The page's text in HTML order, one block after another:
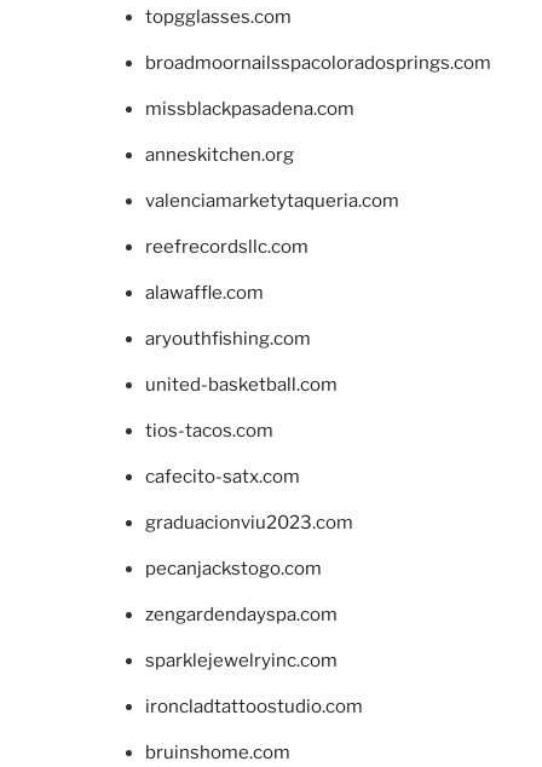
topgglasses.com
broadmoornailsspacoloradosprings.com
missblackpasadena.com
anneskitchen.org
valenciamarketytaqueria.com
reefrecordsllc.com
alawaffle.com
aryouthfishing.com
united-basketball.com
tios-tacos.com
cafecito-satx.com
graduacionviu2023.com
pecanjackstogo.com
zengardendayspa.com
sparklejewelryinc.com
ironcladtattoostudio.com
bruinshome.com